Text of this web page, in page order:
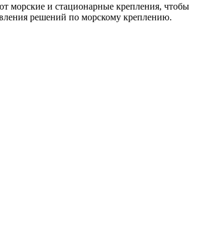
морские и стационарные крепления, чтобы
решений по морскому креплению.